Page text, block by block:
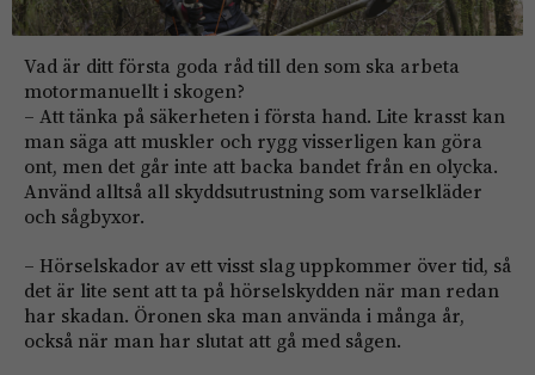
Vad är ditt första goda råd till den som ska arbeta
motormanuellt i skogen?
– Att tänka på säkerheten i första hand. Lite krasst kan
man säga att muskler och rygg visserligen kan göra
ont, men det går inte att backa bandet från en olycka.
Använd alltså all skyddsutrustning som varselkläder
och sågbyxor.
– Hörselskador av ett visst slag upp­kommer över tid, så
det är lite sent att ta på hörselskydden när man redan
har skadan. Öronen ska man använda i många år,
också när man har slutat att gå med sågen.